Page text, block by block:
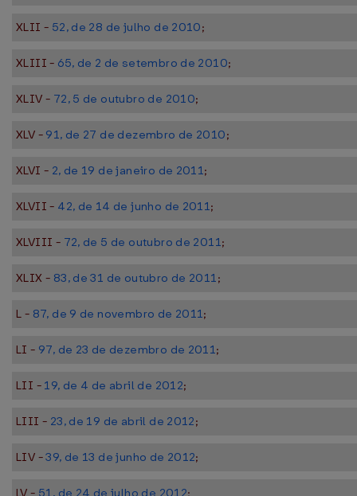
XLII - 52, de 28 de julho de 2010;
XLIII - 65, de 2 de setembro de 2010;
XLIV - 72, 5 de outubro de 2010;
XLV - 91, de 27 de dezembro de 2010;
XLVI - 2, de 19 de janeiro de 2011;
XLVII - 42, de 14 de junho de 2011;
XLVIII - 72, de 5 de outubro de 2011;
XLIX - 83, de 31 de outubro de 2011;
L - 87, de 9 de novembro de 2011;
LI - 97, de 23 de dezembro de 2011;
LII - 19, de 4 de abril de 2012;
LIII - 23, de 19 de abril de 2012;
LIV -39, de 13 de junho de 2012;